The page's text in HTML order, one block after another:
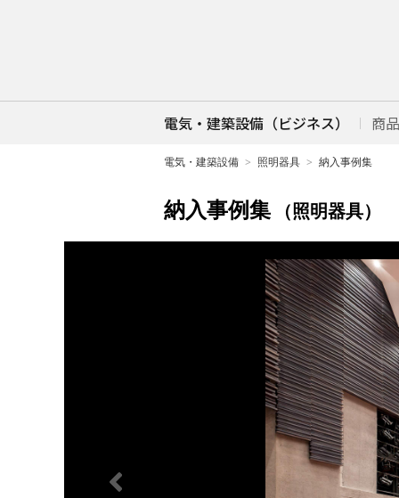
電気・建築設備（ビジネス） 商
電気・建築設備 照明器具 納入事例集
納入事例集 （照明器具）